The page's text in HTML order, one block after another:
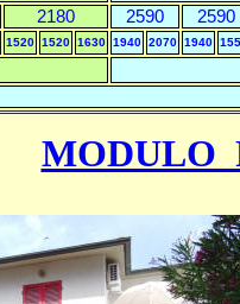
2180 2590 2590
1520 1520 1630 1940 2070 1940
MODULO